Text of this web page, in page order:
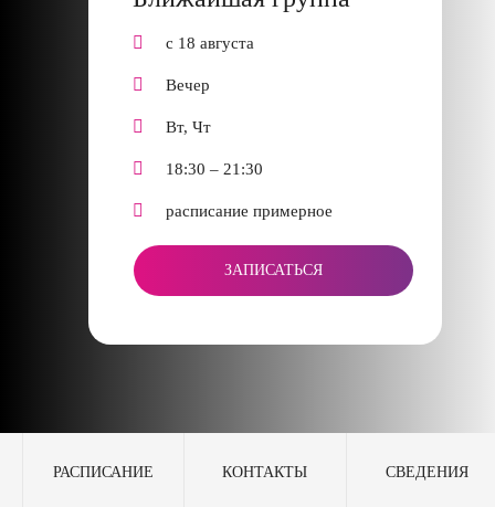
с 18 августа
Вечер
Вт, Чт
18:30 – 21:30
расписание примерное
ЗАПИСАТЬСЯ
РАСПИСАНИЕ КОНТАКТЫ СВЕДЕНИЯ